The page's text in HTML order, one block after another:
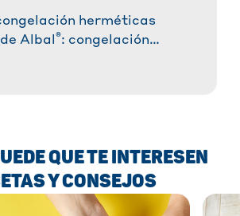
herméticas
de Albal ®: congelación
QUE TE INTERESEN
Y CONSEJOS